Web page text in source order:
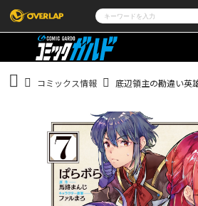
コミック
コミッククリエ
LiQulle
ラ
ノベル
ノベル
ポケットモンスター
ゲーム
企業
会社概要
採用情報
アクセス
オーバーラップホールディングス
お問
オーバーラップ文庫
コミックス情報 底辺領主の勘違い英